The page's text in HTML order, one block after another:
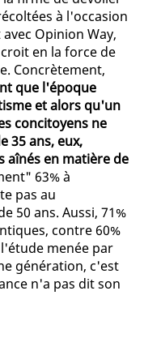
à l'occasion
Opinion Way,
en la force de
Concrètement,
que l'époque
et alors qu'un
concitoyens ne
35 ans, eux,
aînés en matière de
63% à
pas au
50 ans. Aussi, 71%
contre 60%
menée par
génération, c'est
n'a pas dit son